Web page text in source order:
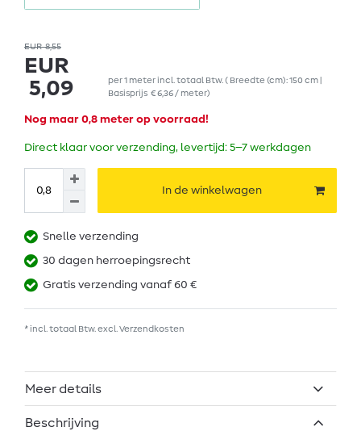
EUR 8,55
EUR
5,09
per1 meter incl. totaal Btw. ( Breedte (cm): 150 cm |
Basisprijs € 6,36 / meter)
Nog maar 0,8 meter op voorraad!
Direct klaar voor verzending, levertijd: 5–7 werkdagen
In de winkelwagen
Snelle verzending
30 dagen herroepingsrecht
Gratis verzending vanaf 60 €
* incl. totaal Btw. excl.Verzendkosten
Meer details
Beschrijving